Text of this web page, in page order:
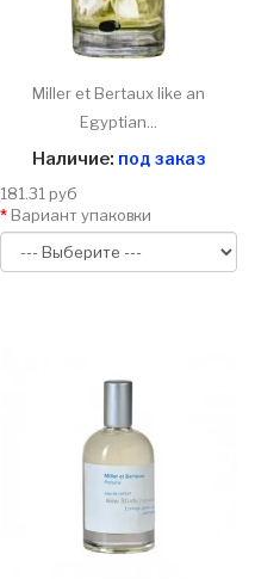
Miller et Bertaux like an
Egyptian...
Наличие: под заказ
181.31 руб
Вариант упаковки